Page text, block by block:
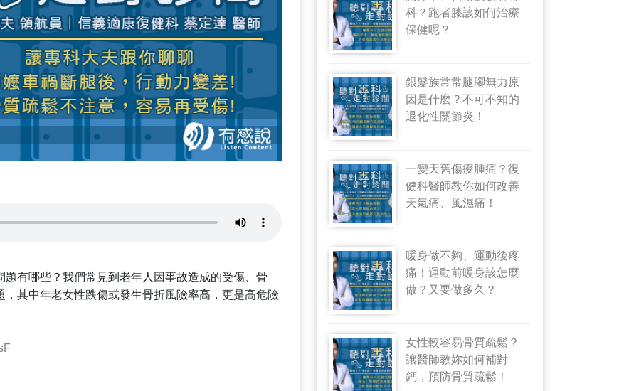
有哪些？我們常見到老年人因事故造成的受傷、骨
其中年老女性跌傷或發生骨折風險率高，更是高危險
科？跑者膝該如何治療
保健呢？
銀髮族常常腿腳無力原
因是什麼？不可不知的
退化性關節炎！
一變天舊傷痠腫痛？復
健科醫師教你如何改善
天氣痛、風濕痛！
暖身做不夠、運動後疼
痛！運動前暖身該怎麼
做？又要做多久？
女性較容易骨質疏鬆？
讓醫師教妳如何補對
鈣，預防骨質疏鬆！